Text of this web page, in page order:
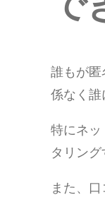
誰もが匿
係なく誰
特にネッ
タリング
また、